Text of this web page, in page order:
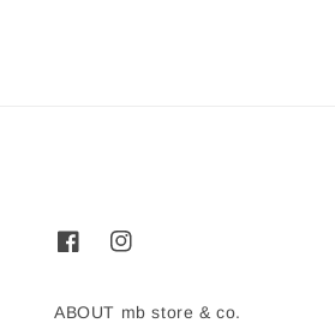
ABOUT mb store & co.